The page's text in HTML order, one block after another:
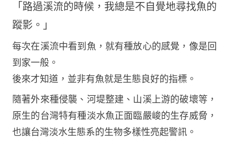
「路過溪流的時候，我總是不自覺地尋找魚的
蹤影。」
每次在溪流中看到魚，就有種放心的感覺，像是回
到家一般。
後來才知道，並非有魚就是生態良好的指標。
隨著外來種侵襲、河堤整建、山溪上游的破壞等，
原生的台灣特有種淡水魚正面臨嚴峻的生存威脅，
也讓台灣淡水生態系的生物多樣性亮起警訊。